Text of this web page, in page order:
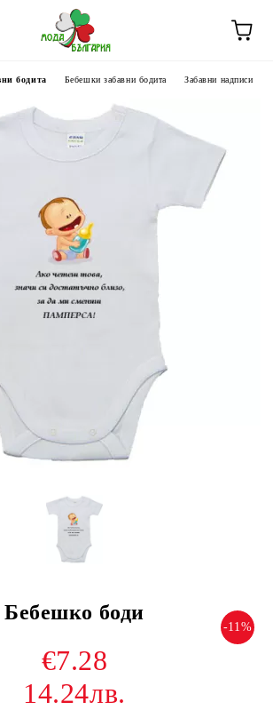
бодита Бебешки забавни бодита Забавни надписи
Бебешко боди
-11%
€7.28
14.24лв.